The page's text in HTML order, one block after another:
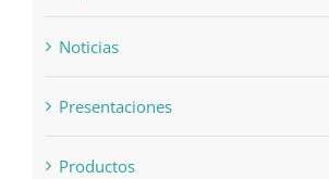
Noticias
Presentaciones
Productos